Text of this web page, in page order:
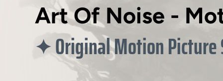
Art Of Noise -
✦Original Motion